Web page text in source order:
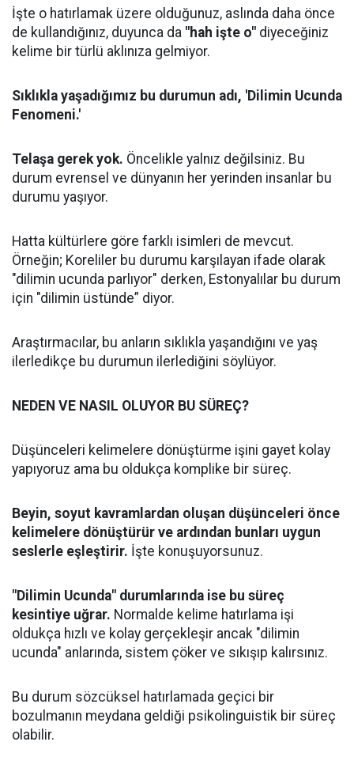
İşte o hatırlamak üzere olduğunuz, aslında daha önce
de kullandığınız, duyunca da "hah işte o" diyeceğiniz
kelime bir türlü aklınıza gelmiyor.
Sıklıkla yaşadığımız bu durumun adı, 'Dilimin Ucunda
Fenomeni.'
Telaşa gerek yok. Öncelikle yalnız değilsiniz. Bu
durum evrensel ve dünyanın her yerinden insanlar bu
durumu yaşıyor.
Hatta kültürlere göre farklı isimleri de mevcut.
Örneğin; Koreliler bu durumu karşılayan ifade olarak
"dilimin ucunda parlıyor" derken, Estonyalılar bu durum
için "dilimin üstünde” diyor.
Araştırmacılar, bu anların sıklıkla yaşandığını ve yaş
ilerledikçe bu durumun ilerlediğini söylüyor.
NEDEN VE NASIL OLUYOR BU SÜREÇ?
Düşünceleri kelimelere dönüştürme işini gayet kolay
yapıyoruz ama bu oldukça komplike bir süreç.
Beyin, soyut kavramlardan oluşan düşünceleri önce
kelimelere dönüştürür ve ardından bunları uygun
seslerle eşleştirir. İşte konuşuyorsunuz.
"Dilimin Ucunda" durumlarında ise bu süreç
kesintiye uğrar. Normalde kelime hatırlama işi
oldukça hızlı ve kolay gerçekleşir ancak "dilimin
ucunda" anlarında, sistem çöker ve sıkışıp kalırsınız.
Bu durum sözcüksel hatırlamada geçici bir
bozulmanın meydana geldiği psikolinguistik bir süreç
olabilir.